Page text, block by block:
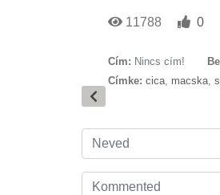
11788 0
Cím: Nincs cím!
Címke: cica, macska,